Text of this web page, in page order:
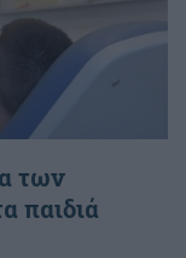
των
παιδιά